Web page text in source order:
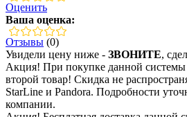
Оценить
Ваша оценка:
Отзывы (0)
Увидели цену ниже - ЗВОНИТЕ,
Акция! При покупке данной системы
второй товар! Скидка не
StarLine и Pandora. Подробности
компании.